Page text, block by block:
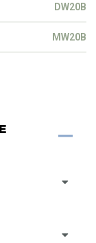
DW20B
MW20B